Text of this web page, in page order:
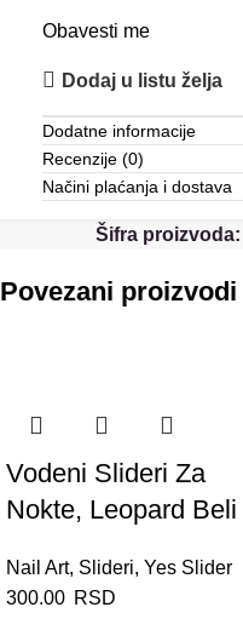
Obavesti me
Dodaj u listu želja
Dodatne informacije
Recenzije (0)
Načini plaćanja i dostava
Šifra proizvoda:
Povezani proizvodi
Vodeni Slideri Za
Nokte, Leopard Beli
Nail Art, Slideri, Yes Slider
300.00 RSD